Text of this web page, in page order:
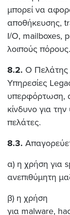
μπορεί να
αποθήκευσης,
I/O, mailboxes,
λοιπούς πόρους.
8.2. Ο Πελάτης
Υπηρεσίες
υπερφόρτωση,
κίνδυνο για
πελάτες.
8.3.
α) η χρήση για
ανεπιθύμητη
β) η χρήση
για malware,